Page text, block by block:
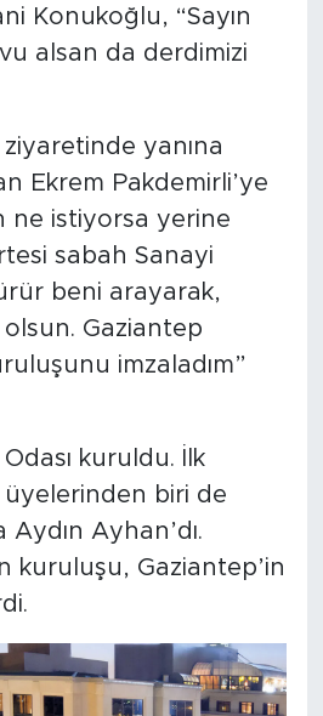
Konukoğlu, “Sayın
alsan da derdimizi
ziyaretinde yanına
Ekrem Pakdemirli’ye
ne istiyorsa yerine
sabah Sanayi
beni arayarak,
olsun. Gaziantep
imzaladım”
kuruldu. İlk
biri de
Aydın Ayhan’dı.
kuruluşu, Gaziantep’in